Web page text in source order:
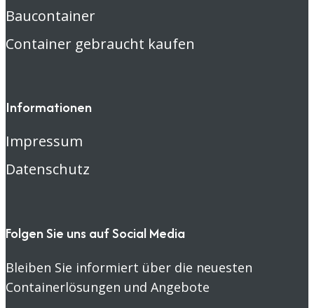
Baucontainer
Container gebraucht kaufen
Informationen
Impressum
Datenschutz
Folgen Sie uns auf Social Media
Bleiben Sie informiert über die neuesten
Containerlösungen und Angebote